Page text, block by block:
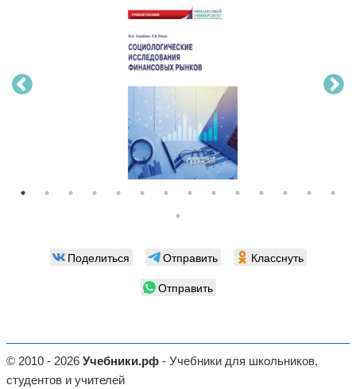
Поделиться Отправить
Класснуть
Отправить
© 2010 - 2026 Учебники.рф - Учебники для школьников,
студентов и учителей